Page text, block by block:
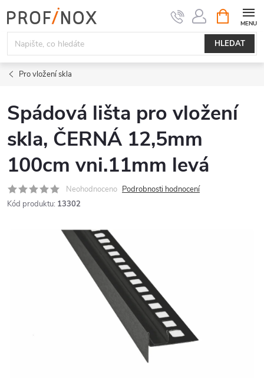
na
obsah
HLEDAT
NÁKUPNÍ
KOŠÍK
Pro vložení skla
Spádová lišta pro vložení
skla, ČERNÁ 12,5mm
100cm vni.11mm levá
Neohodnoceno Podrobnosti hodnocení
Kód produktu: 13302